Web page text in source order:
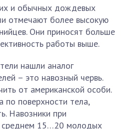
и обычных дождевых
отмечают более высокую
Они приносят больше
работы выше.
нашли аналог
– это навозный червь.
от американской особи.
по поверхности тела,
Навозники при
среднем 15…20 молодых